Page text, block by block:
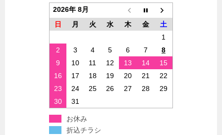
2026年 8月
日
月 火 水 木 金
土
1
2
3 4 5 6 7
8
9
10 11 12 13 14
15
16
17 18 19 20 21
22
23
24 25 26 27 28
29
30
31
お休み
折込チラシ